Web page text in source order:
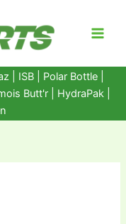
| ISB | Polar Bottle|
Butt'r HydraPak